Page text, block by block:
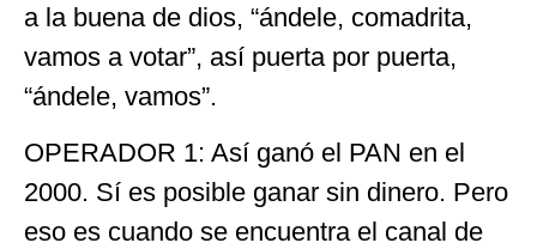
a la buena de dios, “ándele, comadrita,
vamos a votar”, así puerta por puerta,
“ándele, vamos”.
OPERADOR 1: Así ganó el PAN en el
2000. Sí es posible ganar sin dinero. Pero
eso es cuando se encuentra el canal de